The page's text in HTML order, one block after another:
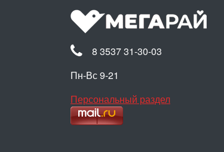
8 3537 31-30-03
Пн-Вс 9-21
Персональный раздел